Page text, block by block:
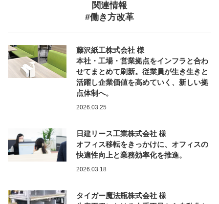
関連情報
#働き方改革
藤沢紙工株式会社 様
本社・工場・営業拠点をインフラと合わ
せてまとめて刷新。従業員が生き生きと
活躍し企業価値を高めていく、新しい拠
点体制へ。
2026.03.25
日建リース工業株式会社 様
オフィス移転をきっかけに、オフィスの
快適性向上と業務効率化を推進。
2026.03.18
タイガー魔法瓶株式会社 様